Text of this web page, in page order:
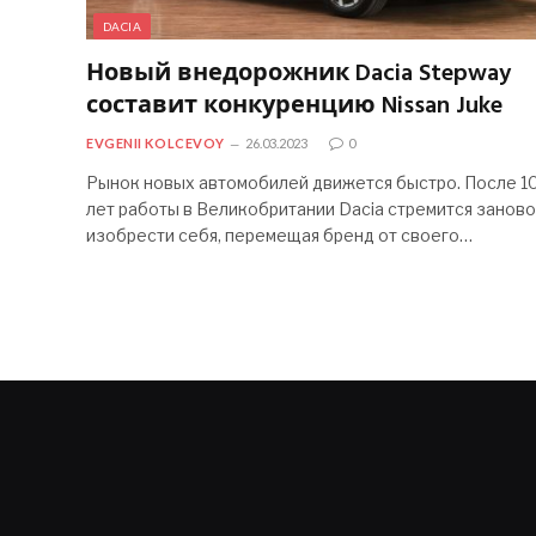
DACIA
Новый внедорожник Dacia Stepway
составит конкуренцию Nissan Juke
EVGENII KOLCEVOY 26.03.2023 0
Рынок новых автомобилей движется быстро. После
лет работы в Великобритании Dacia стремится заново
изобрести себя, перемещая бренд от своего…